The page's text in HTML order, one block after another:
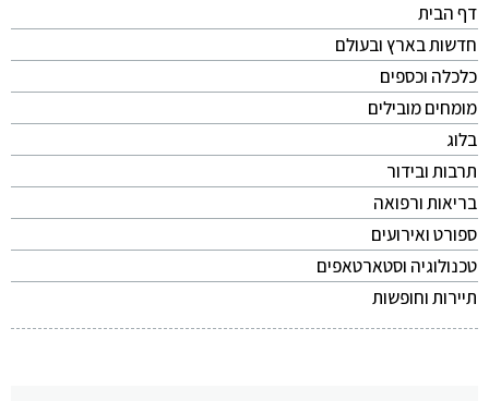
דף הבית
חדשות בארץ ובעולם
כלכלה וכספים
מומחים מובילים
בלוג
תרבות ובידור
בריאות ורפואה
ספורט ואירועים
טכנולוגיה וסטארטאפים
תיירות וחופשות